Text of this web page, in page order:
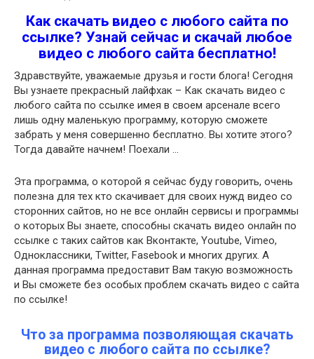
Как скачать видео с любого сайта по
ссылке? Узнай сейчас и скачай любое
видео с любого сайта бесплатно!
Здравствуйте, уважаемые друзья и гости блога! Сегодня
Вы узнаете прекрасный лайфхак – Как скачать видео с
любого сайта по ссылке имея в своем арсенале всего
лишь одну маленькую программу, которую сможете
забрать у меня совершенно бесплатно. Вы хотите этого?
Тогда давайте начнем! Поехали …
Эта программа, о которой я сейчас буду говорить, очень
полезна для тех кто скачивает для своих нужд видео со
сторонних сайтов, но не все онлайн сервисы и программы
о которых Вы знаете, способны скачать видео онлайн по
ссылке с таких сайтов как Вконтакте, Youtube, Vimeo,
Одноклассники, Twitter, Fasebook и многих других. А
данная программа предоставит Вам такую возможность
и Вы сможете без особых проблем скачать видео с сайта
по ссылке!
Что за программа позволяющая скачать
видео с любого сайта по ссылке?